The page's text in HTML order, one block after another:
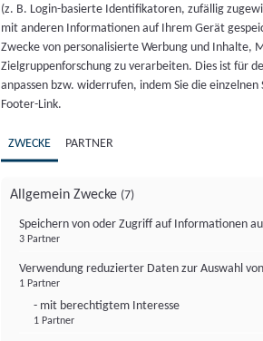
(z. B. Login-basierte Identifikatoren, zufällig
mit anderen Informationen auf Ihrem Gerät
Zwecke von personalisierte Werbung und Inhalte,
Zielgruppenforschung zu verarbeiten. Dies ist für
anpassen bzw. widerrufen, indem Sie die
Footer-Link.
ZWECKE PARTNER
Allgemein Zwecke (7)
Speichern von oder Zugriff auf Informationen
3 Partner
Verwendung reduzierter Daten zur Auswahl
1 Partner
- mit berechtigtem Interesse
1 Partner